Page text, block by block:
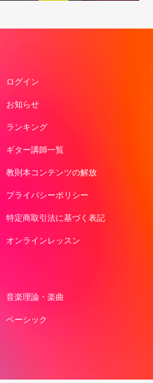
ログイン
お知らせ
ランキング
ギター講師一覧
教則本コンテンツの解放
プライバシーポリシー
特定商取引法に基づく表記
オンラインレッスン
音楽理論・楽曲
ベーシック